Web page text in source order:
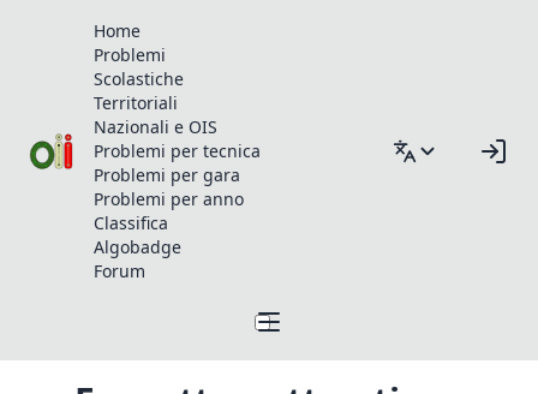
Home
Problemi
Scolastiche
Territoriali
Nazionali e OIS
Problemi per tecnica
Problemi per gara
Problemi per anno
Classifica
Algobadge
Forum